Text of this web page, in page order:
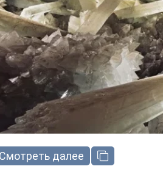
Смотреть далее